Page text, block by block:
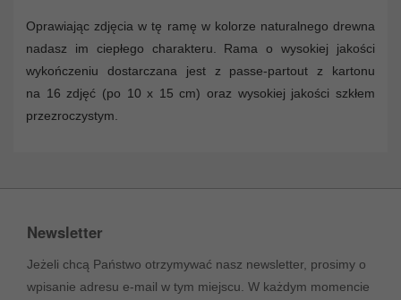
Oprawiając zdjęcia w tę ramę w kolorze naturalnego drewna
nadasz im ciepłego charakteru. Rama o wysokiej jakości
wykończeniu dostarczana jest z passe-partout z kartonu
na 16 zdjęć (po 10 x 15 cm) oraz wysokiej jakości szkłem
przezroczystym.
Newsletter
Jeżeli chcą Państwo otrzymywać nasz newsletter, prosimy o
wpisanie adresu e-mail w tym miejscu. W każdym momencie